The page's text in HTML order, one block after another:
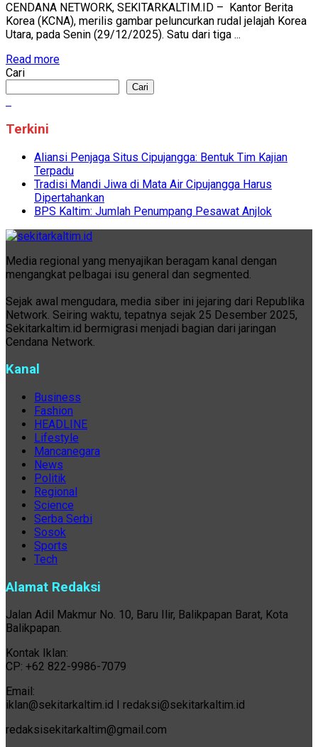
CENDANA NETWORK, SEKITARKALTIM.ID – Kantor Berita
Korea (KCNA), merilis gambar peluncurkan rudal jelajah Korea
Utara, pada Senin (29/12/2025). Satu dari tiga ...
Read more
Cari
Cari
Terkini
Aliansi Penjaga Situs Cipujangga: Bentuk Tim Kajian
Terpadu
Tradisi Mandi Jiwa di Mata Air Cipujangga Harus
Dipertahankan
BPS Kaltim: Jumlah Penumpang Pesawat Anjlok
Media regional yang menyajikan beragam kanal dengan
mengangkat pelbagai isu general dan segmented.
Sejak awal mengudara, media siber ini jejaring dari Republika
Network. Seiring waktu, tepatnya sejak 25 Desember 2025,
Sekitarkaltim.id bermigrasi menjadi bagian dari jaringan
Cendana Network.
Kanal
Business
Fashion
HEADLINE
Lifestyle
Mancanegara
News
Politik
Regional
Science
Serba Serbi
Sosok
Sports
Tech
Alamat Redaksi
Jalan Adil Makmur No. 10, Baru Ilir, Balikpapan Barat, Kota
Balikpapan.
Kontak Iklan:
CP: +62 822-9986-7079
Email:
iklan@sekitarkaltim.id I redaksi@sekitarkaltim.id
redaksisekitarkaltim@gmail.com